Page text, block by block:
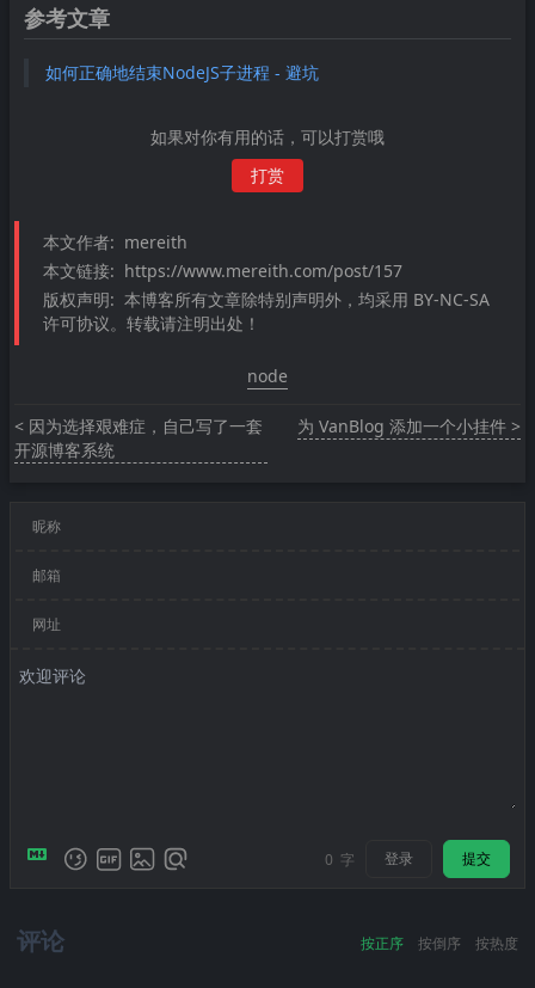
参考文章
如何正确地结束NodeJS子进程 - 避坑
如果对你有用的话，可以打赏哦
打赏
本文作者: mereith
本文链接: https://www.mereith.com/post/157
版权声明: 本博客所有文章除特别声明外，均采用 BY-NC-SA
许可协议。转载请注明出处！
node
< 因为选择艰难症，自己写了一套
开源博客系统
为 VanBlog 添加一个小挂件 >
昵称
邮箱
网址
0 字 登录 提交
评论 按正序 按倒序 按热度